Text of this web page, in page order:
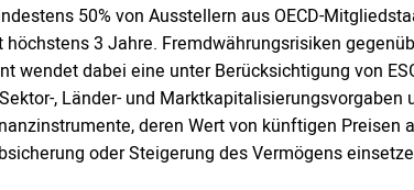
50% von Ausstellern aus OECD-
höchstens 3 Jahre. Fremdwährungsrisiken
wendet dabei eine unter Berücksichtigung von
, Länder- und
deren Wert von künftigen Preisen
oder Steigerung des Vermögens